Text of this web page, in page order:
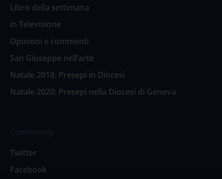
Libro della settimana
in Televisione
Opinioni e commenti
San Giuseppe nell’arte
Natale 2018: Presepi in Diocesi
Natale 2020: Presepi nella Diocesi di Genova
Twitter
Facebook